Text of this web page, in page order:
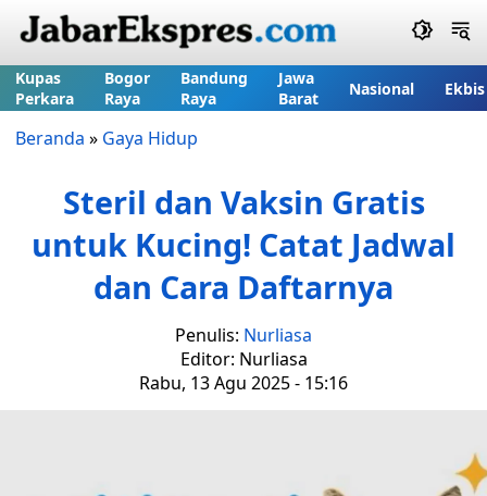
Kupas
Perkara
Bogor
Raya
Bandung
Raya
Jawa
Barat
Nasional Ekbis
Beranda » Gaya Hidup
Steril dan Vaksin Gratis
untuk Kucing! Catat Jadwal
dan Cara Daftarnya
Penulis: Nurliasa
Editor: Nurliasa
Rabu, 13 Agu 2025 - 15:16